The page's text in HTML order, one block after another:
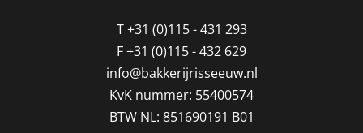
T+31 (0)115 - 431 293
F+31 (0)115 - 432 629
info@bakkerijrisseeuw.nl
KvK nummer: 55400574
BTW NL: 851690191 B01